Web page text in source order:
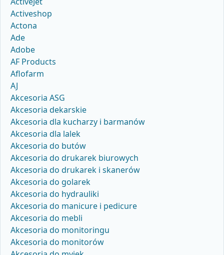
Activeshop
Actona
Ade
Adobe
AF Products
Aflofarm
AJ
Akcesoria ASG
Akcesoria dekarskie
Akcesoria dla kucharzy i barmanów
Akcesoria dla lalek
Akcesoria do butów
Akcesoria do drukarek biurowych
Akcesoria do drukarek i skanerów
Akcesoria do golarek
Akcesoria do hydrauliki
Akcesoria do manicure i pedicure
Akcesoria do mebli
Akcesoria do monitoringu
Akcesoria do monitorów